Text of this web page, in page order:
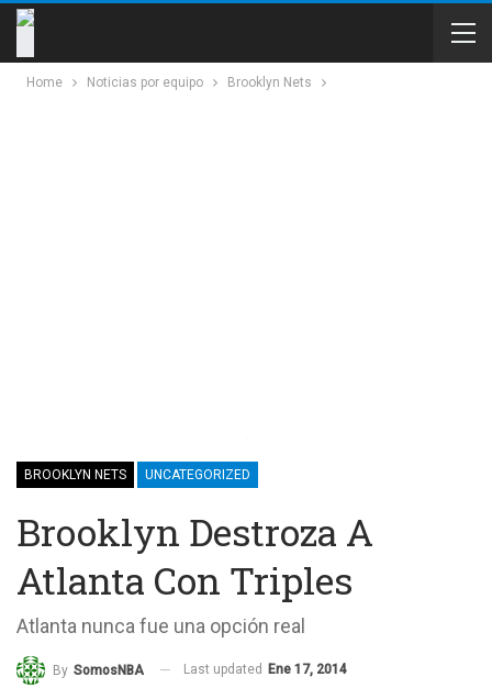
Home Noticias por equipo Brooklyn Nets
BROOKLYN NETS UNCATEGORIZED
Brooklyn Destroza A
Atlanta Con Triples
Atlanta nunca fue una opción real
By SomosNBA Last updated Ene 17, 2014